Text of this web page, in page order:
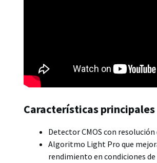
Características principales
Detector CMOS con resolución
Algoritmo Light Pro que
rendimiento en condiciones de